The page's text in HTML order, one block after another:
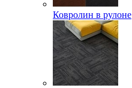
Ковролин в рулоне